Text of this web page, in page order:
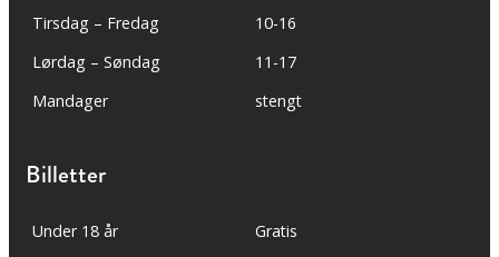
Tirsdag – Fredag
10-16
Lørdag – Søndag
11-17
Mandager
stengt
Billetter
Under 18 år
Gratis